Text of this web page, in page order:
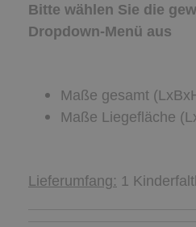
Bitte wählen Sie die
Dropdown-Menü aus
Maße gesamt
Maße Liegefläche
Lieferumfang: 1